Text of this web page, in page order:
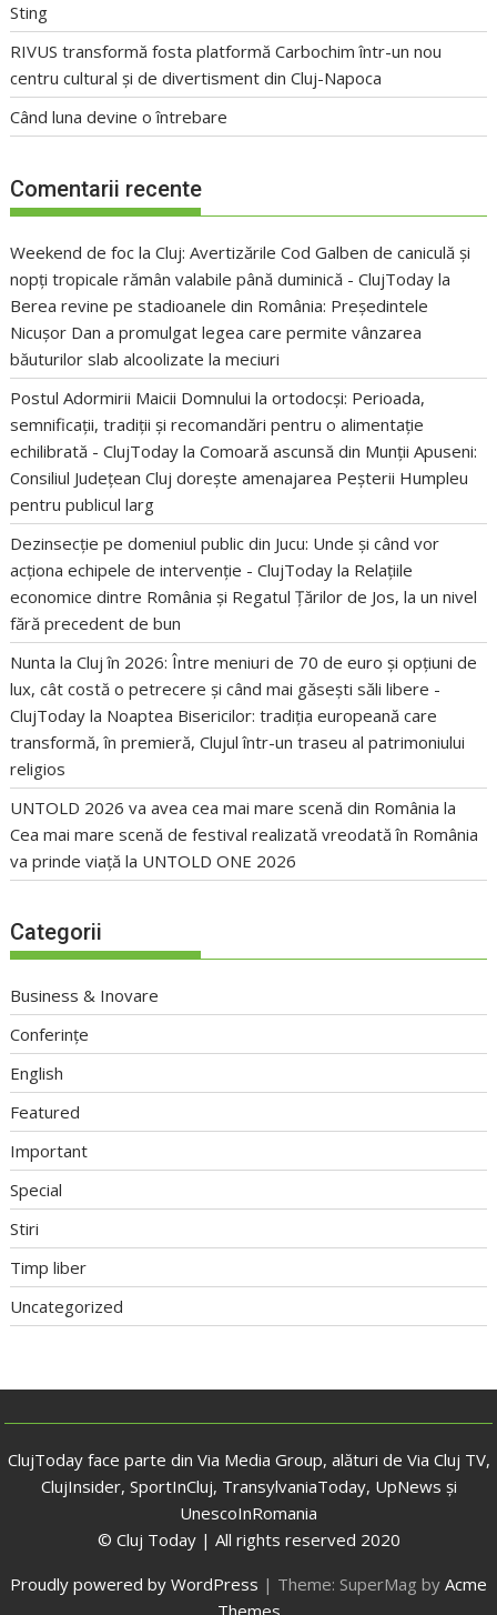
Sting
RIVUS transformă fosta platformă Carbochim într-un nou
centru cultural și de divertisment din Cluj-Napoca
Când luna devine o întrebare
Comentarii recente
Weekend de foc la Cluj: Avertizările Cod Galben de caniculă și
nopți tropicale rămân valabile până duminică - ClujToday la
Berea revine pe stadioanele din România: Președintele
Nicușor Dan a promulgat legea care permite vânzarea
băuturilor slab alcoolizate la meciuri
Postul Adormirii Maicii Domnului la ortodocși: Perioada,
semnificații, tradiții și recomandări pentru o alimentație
echilibrată - ClujToday laComoară ascunsă din Munții Apuseni:
Consiliul Județean Cluj dorește amenajarea Peșterii Humpleu
pentru publicul larg
Dezinsecție pe domeniul public din Jucu: Unde și când vor
acționa echipele de intervenție - ClujToday la Relațiile
economice dintre România și Regatul Țărilor de Jos, la un nivel
fără precedent de bun
Nunta la Cluj în 2026: Între meniuri de 70 de euro și opțiuni de
lux, cât costă o petrecere și când mai găsești săli libere -
ClujToday la Noaptea Bisericilor: tradiția europeană care
transformă, în premieră, Clujul într-un traseu al patrimoniului
religios
UNTOLD 2026 va avea cea mai mare scenă din România la
Cea mai mare scenă de festival realizată vreodată în România
va prinde viață la UNTOLD ONE 2026
Categorii
Business & Inovare
Conferințe
English
Featured
Important
Special
Stiri
Timp liber
Uncategorized
ClujToday face parte din Via Media Group, alături de Via Cluj TV,
ClujInsider, SportInCluj, TransylvaniaToday, UpNews și
UnescoInRomania
© Cluj Today | All rights reserved 2020
Proudly powered by WordPress | Theme: SuperMag by Acme
Themes